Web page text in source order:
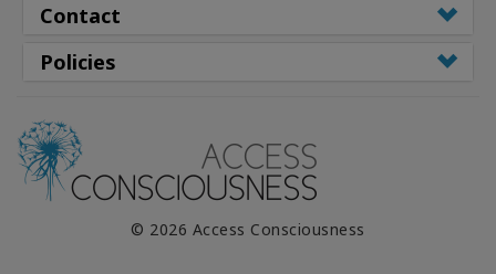
Contact
Policies
© 2026 Access Consciousness